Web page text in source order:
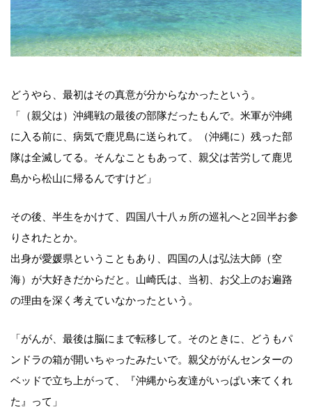
どうやら、最初はその真意が分からなかったという。
「（親父は）沖縄戦の最後の部隊だったもんで。米軍が沖縄
に入る前に、病気で鹿児島に送られて。（沖縄に）残った部
隊は全滅してる。そんなこともあって、親父は苦労して鹿児
島から松山に帰るんですけど」
その後、半生をかけて、四国八十八ヵ所の巡礼へと2回半お参
りされたとか。
出身が愛媛県ということもあり、四国の人は弘法大師（空
海）が大好きだからだと。山崎氏は、当初、お父上のお遍路
の理由を深く考えていなかったという。
「がんが、最後は脳にまで転移して。そのときに、どうもパ
ンドラの箱が開いちゃったみたいで。親父ががんセンターの
ベッドで立ち上がって、『沖縄から友達がいっぱい来てくれ
た』って」